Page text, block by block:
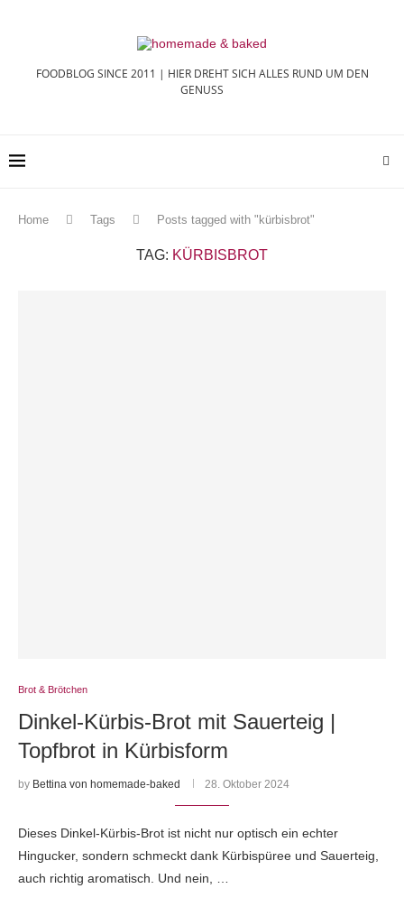
FOODBLOG SINCE 2011 | HIER DREHT SICH ALLES RUND UM DEN
GENUSS
Home Tags Posts tagged with "kürbisbrot"
TAG: KÜRBISBROT
Brot & Brötchen
Dinkel-Kürbis-Brot mit Sauerteig |
Topfbrot in Kürbisform
by Bettina von homemade-baked 28. Oktober 2024
Dieses Dinkel-Kürbis-Brot ist nicht nur optisch ein echter
Hingucker, sondern schmeckt dank Kürbispüree und Sauerteig,
auch richtig aromatisch. Und nein, …